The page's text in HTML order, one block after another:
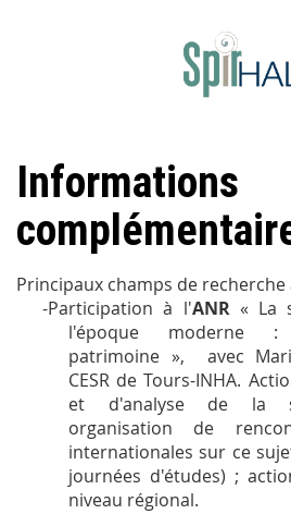
Informations
Principaux champs de recherche
-Participation à l'ANR« La
l'époque moderne :
patrimoine »,
avec
CESR de Tours-INHA.
et d'analyse de la
organisation de
internationales sur ce
journées d'études) ;
niveau régional.